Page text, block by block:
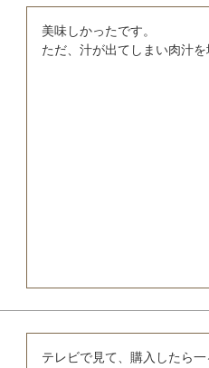
美味しかったです。
テレビで見て、購入したら一